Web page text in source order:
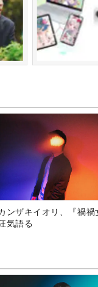
ンザキイオリ、『禍禍
気語る